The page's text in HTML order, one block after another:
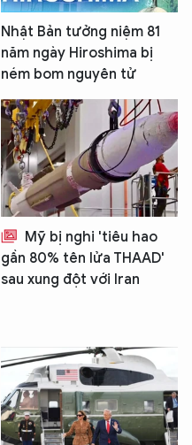
Nhật Bản tưởng niệm 81
năm ngày Hiroshima bị
ném bom nguyên tử
Mỹ bị nghi 'tiêu hao
gần 80% tên lửa THAAD'
sau xung đột với Iran